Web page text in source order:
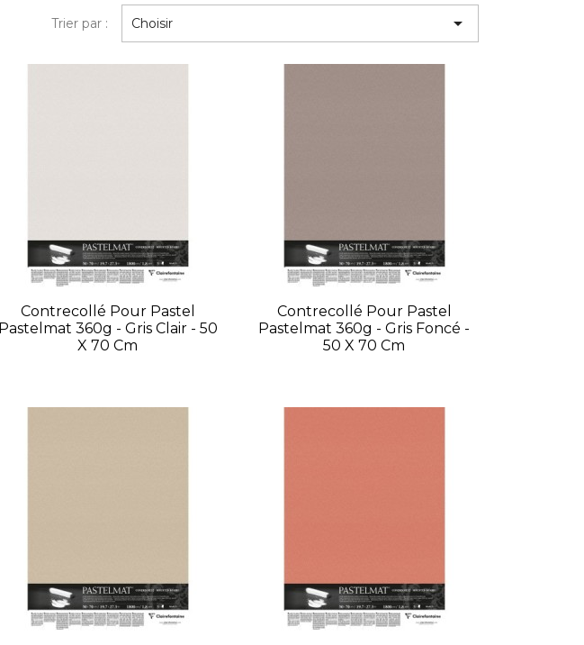
Trier par : Choisir 
Contrecollé Pour Pastel
Pastelmat 360g - Gris Clair - 50
X 70 Cm
Contrecollé Pour Pastel
Pastelmat 360g - Gris Foncé -
50 X 70 Cm